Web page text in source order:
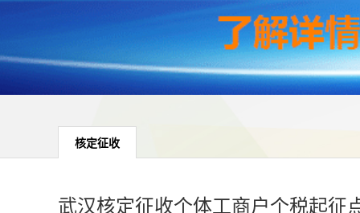
核定征收
武汉核定征收个体工商户个税起征